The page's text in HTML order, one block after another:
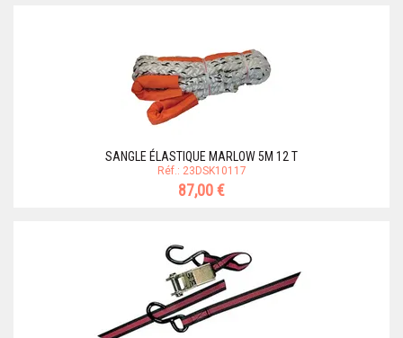
SANGLE ÉLASTIQUE MARLOW 5M 12 T
Réf.: 23DSK10117
87,00 €